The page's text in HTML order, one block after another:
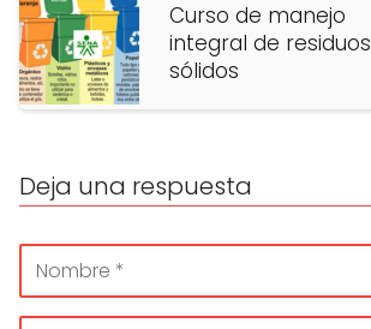
Curso de manejo
integral de residuos
sólidos
Deja una respuesta